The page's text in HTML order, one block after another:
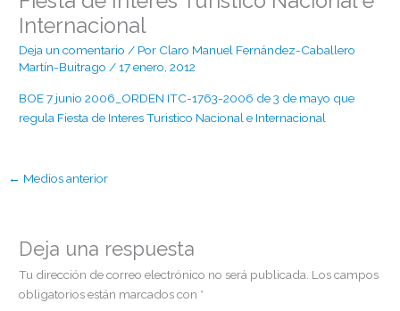
Internacional
Deja un comentario / Por Claro Manuel Fernández-Caballero
Martín-Buitrago/17 enero, 2012
BOE 7 junio 2006_ORDEN ITC-1763-2006 de 3 de mayo que
regula Fiesta de Interes Turistico Nacional e Internacional
← Medios anterior
Deja una respuesta
Tu dirección de correo electrónico no será publicada. Los campos
obligatorios están marcados con *